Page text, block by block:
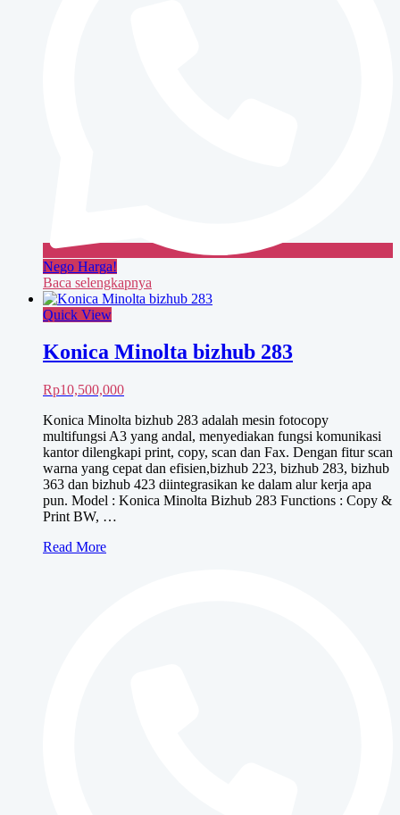
Nego Harga!
Baca selengkapnya
Quick View
Konica Minolta bizhub 283
Rp10,500,000
Konica Minolta bizhub 283 adalah mesin fotocopy
multifungsi A3 yang andal, menyediakan fungsi komunikasi
kantor dilengkapi print, copy, scan dan Fax. Dengan fitur scan
warna yang cepat dan efisien,bizhub 223, bizhub 283, bizhub
363 dan bizhub 423 diintegrasikan ke dalam alur kerja apa
pun. Model : Konica Minolta Bizhub 283 Functions : Copy &
Print BW, …
Konica
Read More